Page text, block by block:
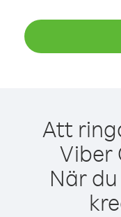
Att
Viber
När